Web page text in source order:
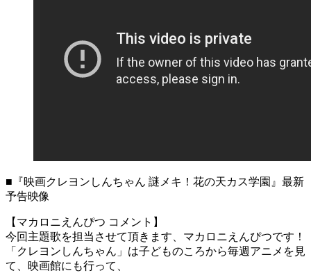
■『映画クレヨンしんちゃん 謎メキ！花の天カス学園』最新
予告映像
【マカロニえんぴつ コメント】
今回主題歌を担当させて頂きます、マカロニえんぴつです！
「クレヨンしんちゃん」は子どものころから毎週アニメを見
て、映画館にも行って、